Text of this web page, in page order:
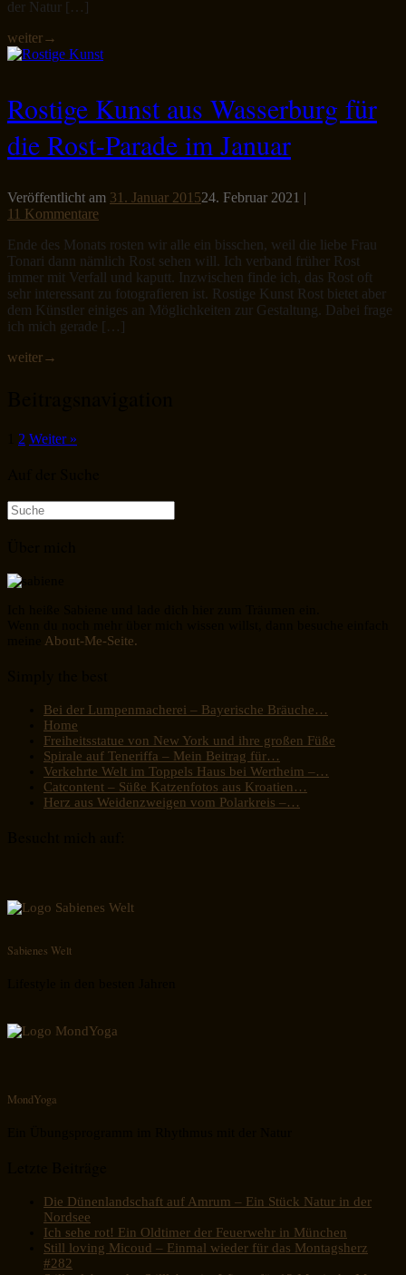
der Natur […]
weiter→
Rostige Kunst aus Wasserburg für
die Rost-Parade im Januar
Veröffentlicht am 31. Januar 201524. Februar 2021 |
11 Kommentare
Ende des Monats rosten wir alle ein bisschen, weil die liebe Frau
Tonari dann nämlich Rost sehen will. Ich verband früher Rost
immer mit Verfall und kaputt. Inzwischen finde ich, das Rost oft
sehr interessant zu fotografieren ist. Rostige Kunst Rost bietet aber
dem Künstler einiges an Möglichkeiten zur Gestaltung. Dabei frage
ich mich gerade […]
weiter→
2 Weiter »
Suche
nach:
About-Me-Seite.
Bei der Lumpenmacherei – Bayerische Bräuche…
Home
Freiheitsstatue von New York und ihre großen Füße
Spirale auf Teneriffa – Mein Beitrag für…
Verkehrte Welt im Toppels Haus bei Wertheim –…
Catcontent – Süße Katzenfotos aus Kroatien…
Herz aus Weidenzweigen vom Polarkreis –…
Sabienes Welt
MondYoga
Die Dünenlandschaft auf Amrum – Ein Stück Natur in der
Nordsee
Ich sehe rot! Ein Oldtimer der Feuerwehr in München
Still loving Micoud – Einmal wieder für das Montagsherz
#282